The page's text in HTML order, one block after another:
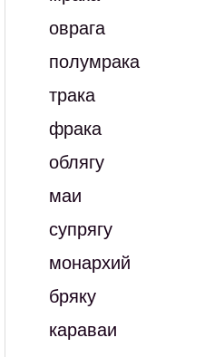
оврага
полумрака
трака
фрака
облягу
маи
супрягу
монархий
бряку
караваи